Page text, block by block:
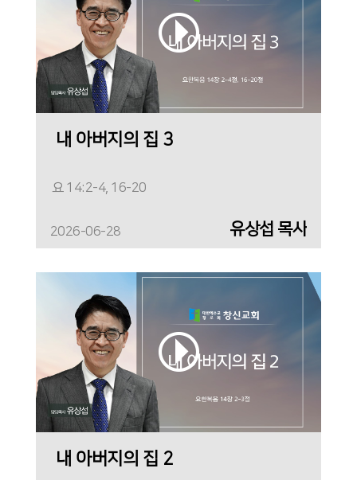
내 아버지의 집 3
요 14:2-4, 16-20
2026-06-28 유상섭 목사
내 아버지의 집 2